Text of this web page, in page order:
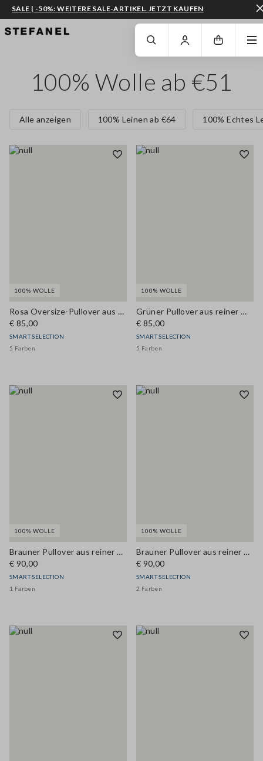
ZUM HAUPTINHALT SPRINGEN GEHEN SIE ZUM ENDE DER SEITE
SALE | -50%: WEITERE SALE-ARTIKEL. JETZT KAUFEN
100% Wolle ab €51
Alle anzeigen 100% Leinen ab €64 100% Echtes
100% WOLLE
Rosa Oversize-Pullover aus reiner Wolle
€ 85,00
SMART SELECTION
5 Farben
100% WOLLE
Grüner Pullover aus reiner Wolle im Oversize-Look
€ 85,00
SMART SELECTION
5 Farben
100% WOLLE
Brauner Pullover aus reiner Wolle mit mehrfarbigen Streifen
€ 90,00
SMART SELECTION
1 Farben
100% WOLLE
Brauner Pullover aus reiner Wolle, regular fit mit Polokragen
€ 90,00
SMART SELECTION
2 Farben